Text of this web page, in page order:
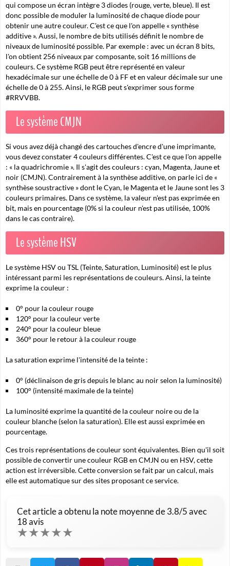
qui compose un écran intègre 3 diodes (rouge, verte, bleue). Il est
donc possible de moduler la luminosité de chaque diode pour
obtenir une autre couleur. C'est ce que l'on appelle « synthèse
additive ». Aussi, le nombre de bits utilisés définit le nombre de
niveaux de luminosité possible. Par exemple : avec un écran 8 bits,
l'on obtient 256 niveaux par composante, soit 16 millions de
couleurs. Ce système RGB peut être représenté en valeur
hexadécimale sur une échelle de 0 à FF et en valeur décimale sur une
échelle de 0 à 255. Ainsi, le RGB peut s'exprimer sous forme
#RRVVBB.
Le système CMJN
Si vous avez déjà changé des cartouches d'encre d'une imprimante,
vous devez constater 4 couleurs différentes. C'est ce que l'on appelle
: « la quadrichromie ». Il s'agit des couleurs : cyan, Magenta, Jaune et
noir (CMJN). Contrairement à la synthèse additive, on parle ici de «
synthèse soustractive » dont le Cyan, le Magenta et le Jaune sont les 3
couleurs primaires. Dans ce système, la valeur n'est pas exprimée en
bit, mais en pourcentage (0% si la couleur n'est pas utilisée, 100%
dans le cas contraire).
Le système HSV
Le système HSV ou TSL (Teinte, Saturation, Luminosité) est le plus
intéressant parmi les représentations de couleurs. Ainsi, la teinte
exprime la couleur :
0° pour la couleur rouge
120° pour la couleur verte
240° pour la couleur bleue
360° pour le retour à la couleur rouge
La saturation exprime l'intensité de la teinte :
0° (déclinaison de gris depuis le blanc au noir selon la luminosité)
100° (intensité maximale de la teinte)
La luminosité exprime la quantité de la couleur noire ou de la
couleur blanche (selon la saturation). Elle est aussi exprimée en
pourcentage.
Ces trois représentations de couleur sont équivalentes. Bien qu'il soit
possible de convertir une couleur RGB en CMJN ou en HSV, cette
action est irréversible. Cette conversion se fait par un calcul, mais
elle est automatique sur des sites proposant ce service.
Cet article a obtenu la note moyenne de3.8/5 avec
18avis
★★★★★